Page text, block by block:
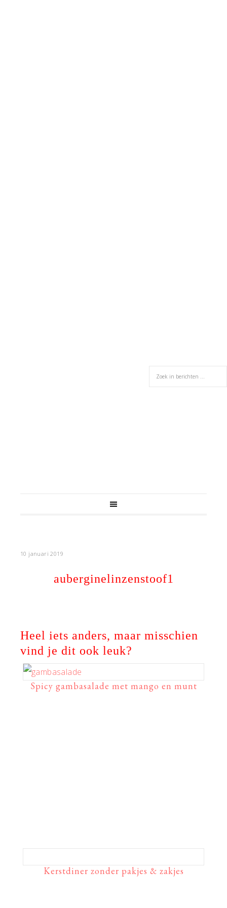
10 januari 2019
auberginelinzenstoof1
Heel iets anders, maar misschien
vind je dit ook leuk?
Spicy gambasalade met mango en munt
Kerstdiner zonder pakjes & zakjes